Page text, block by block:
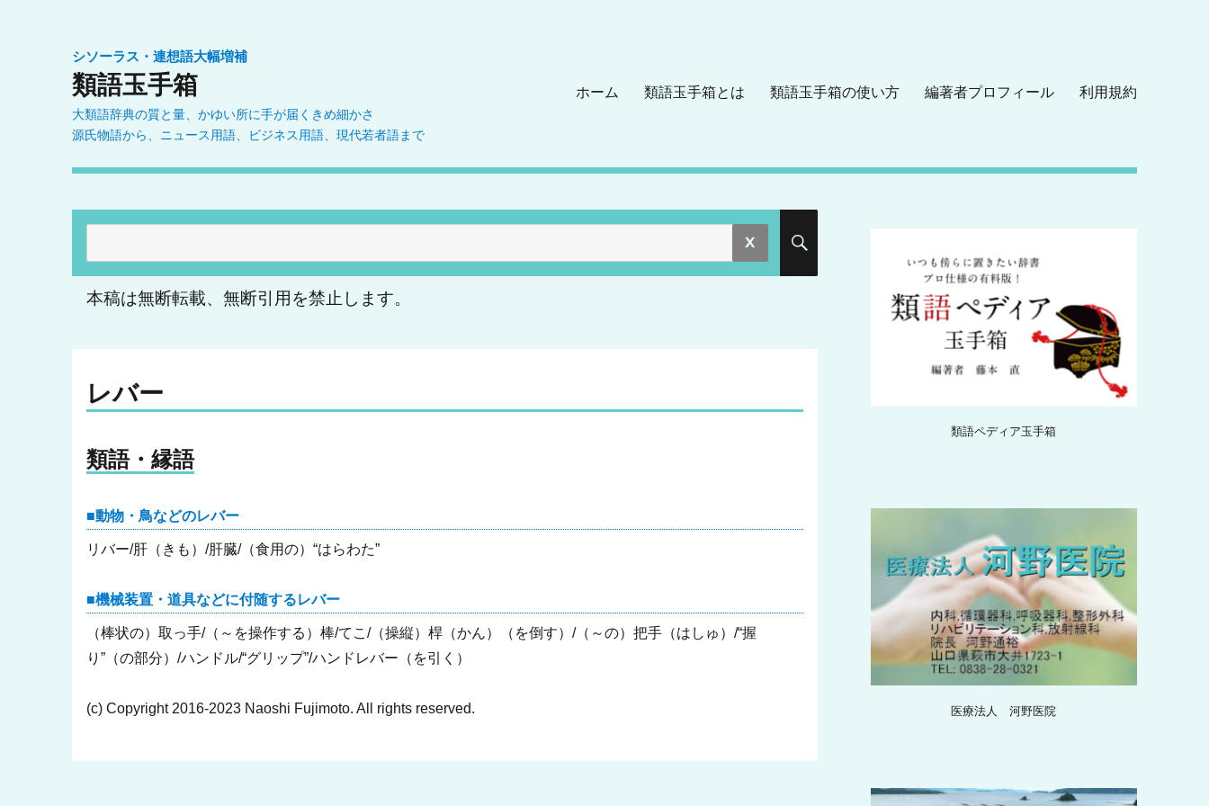
シソーラス・連想語大幅増補
類語玉手箱
大類語辞典の質と量、かゆい所に手が届くきめ細かさ
源氏物語から、ニュース用語、ビジネス用語、現代若者語まで
ホーム 類語玉手箱とは 類語玉手箱の使い方 編著者プロフィール 利用規約
索:
本稿は無断転載、無断引用を禁止します。
レバー
類語・縁語
動物・鳥などのレバー
リバー/肝（きも）/肝臓/（食用の）“はらわた”
機械装置・道具などに付随するレバー
（棒状の）取っ手/（～を操作する）棒/てこ/（操縦）桿（かん）（を倒す）/（～の）把手（はしゅ）/“握
り”（の部分）/ハンドル/“グリップ”/ハンドレバー（を引く）
(c) Copyright 2016-2023 Naoshi Fujimoto. All rights reserved.
類語ペディア玉手箱
医療法人 河野医院